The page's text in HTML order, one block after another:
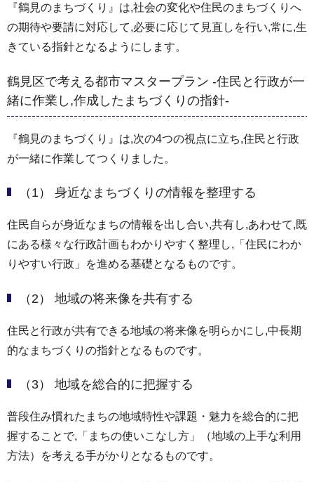
『鶴見のまちづくり』は,社会の変化や住民のまちづくりへ
の期待や要請に対応して,必要に応じて見直しを行い,常に,生
きている指針となるようにします。
鶴見区で考える都市マスタープラン -住民と行政が一
緒に作業し,作成したまちづくりの指針-
『鶴見のまちづくり』は,次の4つの視点に立ち,住民と行政
が一緒に作業してつくりました。
（1） 身近なまちづくりの情報を整理する
住民自らが身近なまちの情報を出し合い,共有し,あわせて,既
にある様々な行政計画もわかりやすく整理し,「住民にわか
りやすい行政」を進める基礎となるものです。
（2） 地域の将来像を共有する
住民と行政が共有できる地域の将来像を明らかにし,中長期
的なまちづくりの指針となるものです。
（3） 地域を総合的に把握する
普段住み慣れたまちの地域特性や課題・魅力を総合的に把
握することで,「まちの使いこなし方」（地域の上手な利用
方法）を考える手がかりとなるものです。